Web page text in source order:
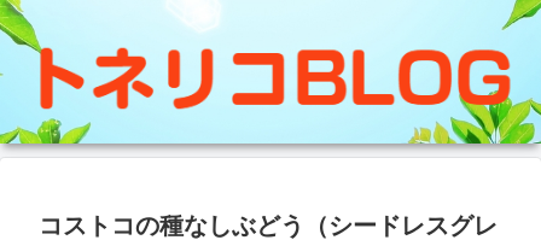
コストコの種なしぶどう（シードレスグレ